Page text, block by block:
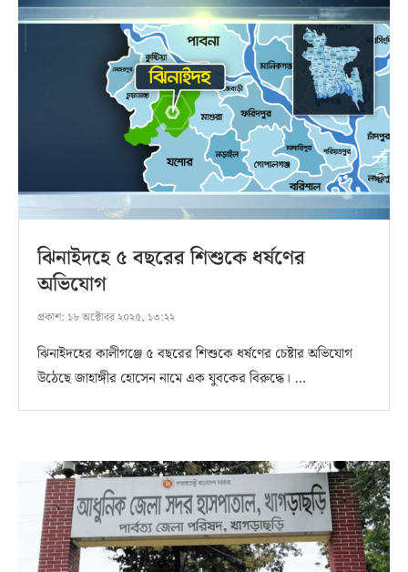
ঝিনাইদহে ৫ বছরের শিশুকে ধর্ষণের
অভিযোগ
প্রকাশ: ১৮ অক্টোবর ২০২৫, ১৩:২২
ঝিনাইদহের কালীগঞ্জে ৫ বছরের শিশুকে ধর্ষণের চেষ্টার অভিযোগ
উঠেছে জাহাঙ্গীর হোসেন নামে এক যুবকের বিরুদ্ধে। …